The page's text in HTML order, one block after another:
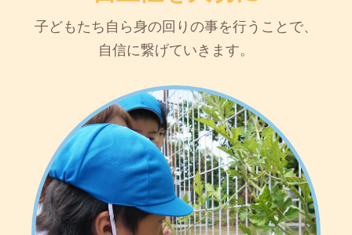
子どもたち自ら身の回りの事を行うことで、
自信に繋げていきます。